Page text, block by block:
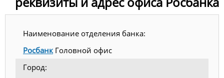
Наименование отделения банка:
РосбанкГоловной офис
Город: